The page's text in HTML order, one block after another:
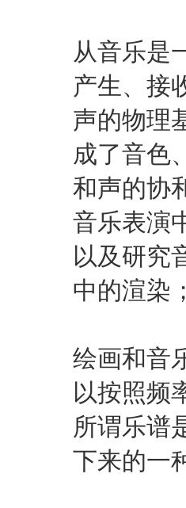
从音乐是
产生、接
声的物理
成了音色
和声的协
音乐表演
以及研究
中的渲染
绘画和音
以按照频
所谓乐谱
下来的一